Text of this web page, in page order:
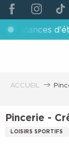
ALLER
AU
CONTENU
PRINCIPAL
d'été :
ACCUEIL
Pincerie -
LOISIRS SPORTIFS